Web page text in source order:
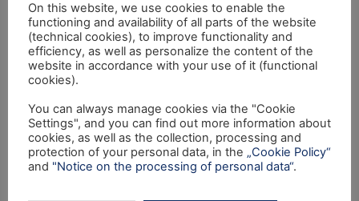
On this website, we use cookies to enable the
functioning and availability of all parts of the website
(technical cookies), to improve functionality and
efficiency, as well as personalize the content of the
website in accordance with your use of it (functional
cookies).
You can always manage cookies via the "Cookie
Settings", and you can find out more information about
cookies, as well as the collection, processing and
protection of your personal data, in the „Cookie Policy“
and "Notice on the processing of personal data“.